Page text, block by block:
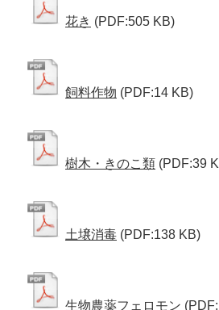
花き (PDF:505 KB)
飼料作物 (PDF:14 KB)
樹木・きのこ類 (PDF:39
土壌消毒 (PDF:138 KB)
生物農薬フェロモン